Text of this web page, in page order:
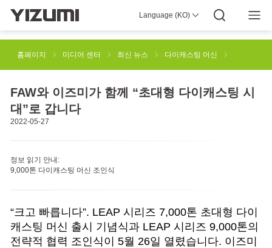
Language (KO)
딕소몰딩 머신 로봇 자동화 솔루션
회사 정보 이즈미 글로벌
글로벌 지식
미디어 센터
투자자 정보
다운로드
홈페이지
미디어 센터 최신 뉴스 다이캐스팅 머신
FAW와 이즈미가 함께 “초대형 다이캐스팅 시
대”로 갑니다
2022-05-27
정보 읽기 안내:
9,000톤 다이캐스팅 머신 조인식
“크고 빠릅니다”. LEAP 시리즈 7,000톤 초대형 다이
캐스팅 머신 출시 기념식과 LEAP 시리즈 9,000톤의
전략적 협력 조인식이 5월 26일 열렸습니다. 이즈미